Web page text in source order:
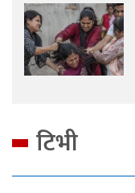
टिभी